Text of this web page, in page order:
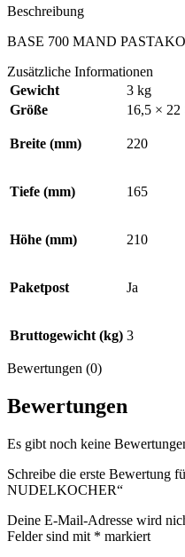
Beschreibung
BASE 700 MAND
Zusätzliche Informationen
Gewicht
3 kg
Größe
16,5 × 22
Breite (mm) 220
Tiefe (mm) 165
Höhe (mm) 210
Paketpost Ja
Bruttogewicht (kg) 3
Bewertungen (0)
Bewertungen
Es gibt noch keine
Schreibe die erste Bewertung
NUDELKOCHER“
Deine E-Mail-Adresse wird
Felder sind mit * markiert